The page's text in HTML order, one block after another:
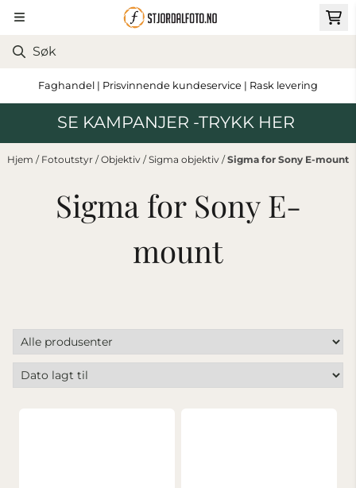
Hopp til innhold
Faghandel | Prisvinnende kundeservice | Rask levering
SE KAMPANJER -TRYKK HER
Hjem / Fotoutstyr /Objektiv /Sigma objektiv /Sigma for Sony E-mount
Sigma for Sony E-
mount